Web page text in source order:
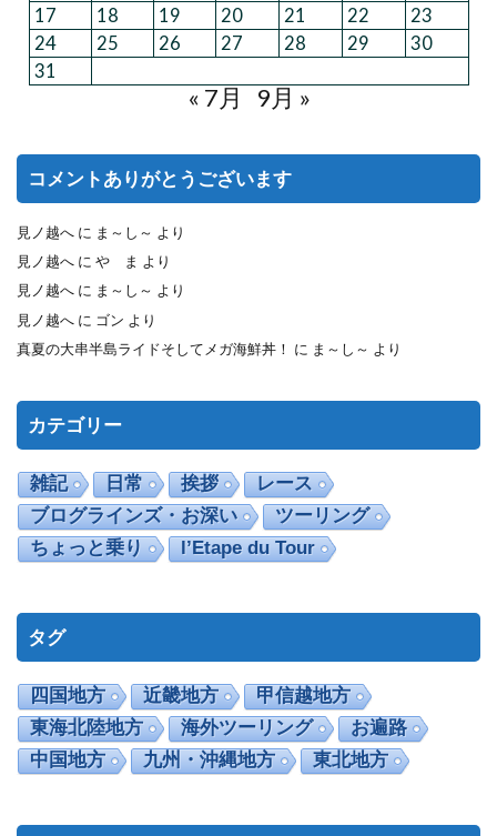
17 18 19 20 21 22
23
24
25 26 27 28 29
30
31
« 7月 9月 »
コメントありがとうございます
見ノ越へ に ま～し～ より
見ノ越へ に や ま より
見ノ越へ に ま～し～ より
見ノ越へ に ゴン より
真夏の大串半島ライドそしてメガ海鮮丼！ に ま～し～ より
カテゴリー
雑記 日常 挨拶
レース
ブログラインズ・お深い
ツーリング
ちょっと乗り
l’Etape du Tour
タグ
四国地方 近畿地方
甲信越地方
東海北陸地方
海外ツーリング
お遍路
中国地方
九州・沖縄地方 東北地方